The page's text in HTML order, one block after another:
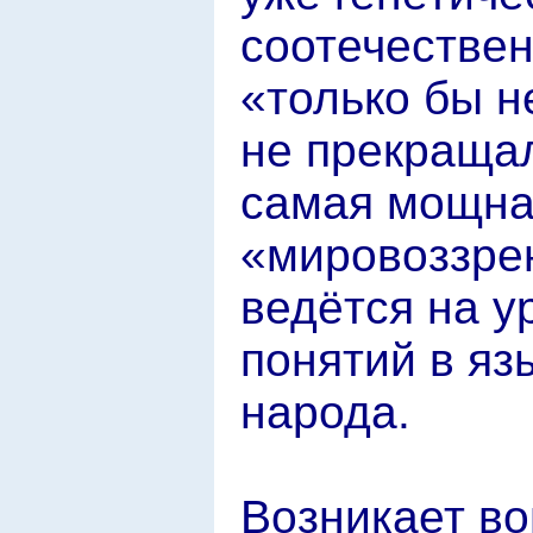
«только бы
не
самая
ведётся на
понятий в
народа.
Возникает